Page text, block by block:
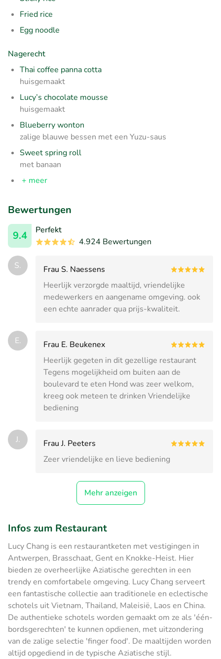
Fried rice
Egg noodle
Nagerecht
Thai coffee panna cotta
huisgemaakt
Lucy’s chocolate mousse
huisgemaakt
Blueberry wonton
zalige blauwe bessen met een Yuzu-saus
Sweet spring roll
met banaan
+ meer
Bewertungen
9.4
Perfekt
4.924 Bewertungen
S.
Frau S. Naessens
Heerlijk verzorgde maaltijd, vriendelijke
medewerkers en aangename omgeving. ook
een echte aanrader qua prijs-kwaliteit.
E.
Frau E. Beukenex
Heerlijk gegeten in dit gezellige restaurant
Tegens mogelijkheid om buiten aan de
boulevard te eten Hond was zeer welkom,
kreeg ook meteen te drinken Vriendelijke
bediening
J.
Frau J. Peeters
Zeer vriendelijke en lieve bediening
Mehr anzeigen
Infos zum Restaurant
Lucy Chang is een restaurantketen met vestigingen in
Antwerpen, Brasschaat, Gent en Knokke-Heist. Hier
bieden ze overheerlijke Aziatische gerechten in een
trendy en comfortabele omgeving. Lucy Chang serveert
een fantastische collectie aan traditionele en eclectische
schotels uit Vietnam, Thailand, Maleisië, Laos en China.
De authentieke schotels worden gemaakt om ze als 'één-
bordsgerechten' te kunnen opdienen, met uitzondering
van de zalige selectie 'finger food'. De maaltijden worden
altijd opgediend in de typische Aziatische stijl.